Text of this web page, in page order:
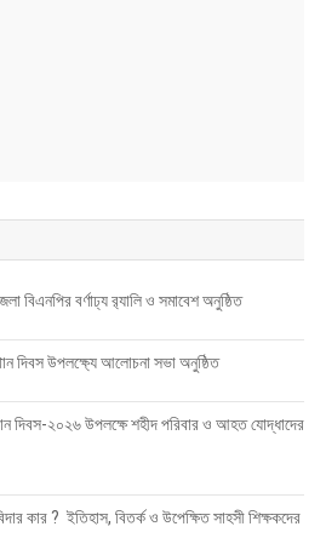
বিএনপির বর্ণাঢ্য র‍্যালি ও সমাবেশ অনুষ্ঠিত
দিবস উপলক্ষ্যে আলোচনা সভা অনুষ্ঠিত
দিবস-২০২৬ উপলক্ষে শহীদ পরিবার ও আহত যোদ্ধাদের
কার ? ইতিহাস, বিতর্ক ও উপেক্ষিত সাহসী শিক্ষকদের